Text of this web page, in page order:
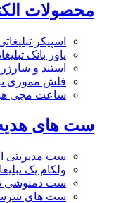
محصولات
اسپیکر
پاور بانک
استند و
فلش مموری
ساعت مچی
ست های
ست مدیریتی
ولکام پک
ست دمنوشی
ست های